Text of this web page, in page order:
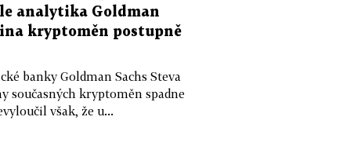
analytika Goldman
kryptoměn postupně
banky Goldman Sachs Steva
současných kryptoměn spadne
však, že u...